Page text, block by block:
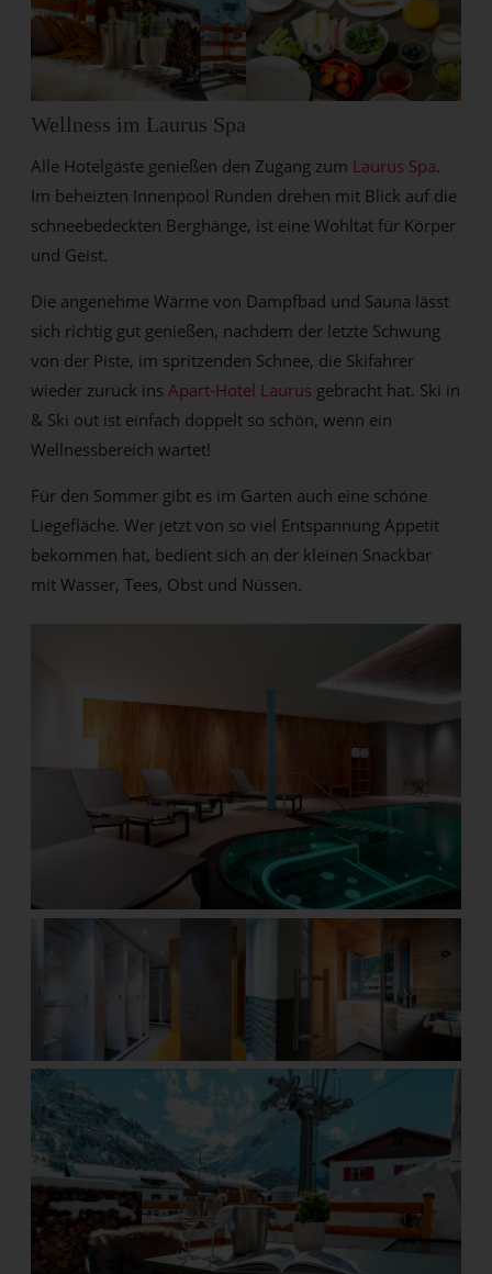
Wellness im Laurus Spa
Alle Hotelgäste genießen den Zugang zum Laurus Spa.
Im beheizten Innenpool Runden drehen mit Blick auf die
schneebedeckten Berghänge, ist eine Wohltat für Körper
und Geist.
Die angenehme Wärme von Dampfbad und Sauna lässt
sich richtig gut genießen, nachdem der letzte Schwung
von der Piste, im spritzenden Schnee, die Skifahrer
wieder zurück ins Apart-Hotel Laurus gebracht hat. Ski in
& Ski out ist einfach doppelt so schön, wenn ein
Wellnessbereich wartet!
Für den Sommer gibt es im Garten auch eine schöne
Liegefläche. Wer jetzt von so viel Entspannung Appetit
bekommen hat, bedient sich an der kleinen Snackbar
mit Wasser, Tees, Obst und Nüssen.